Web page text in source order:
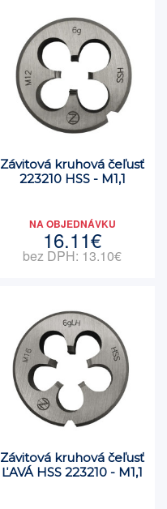
Závitová kruhová čeľusť
223210 HSS - M1,1
NA OBJEDNÁVKU
16.11€
bez DPH: 13.10€
Závitová kruhová čeľusť
ĽAVÁ HSS 223210 - M1,1